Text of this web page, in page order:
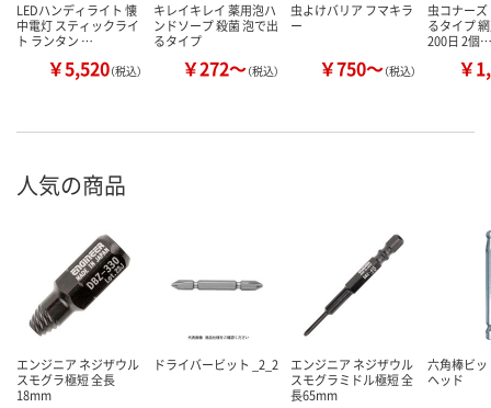
LEDハンディライト 懐
中電灯 スティックライ
ト ランタン …
￥5,520（税込）
キレイキレイ 薬用泡ハ
ンドソープ 殺菌 泡で出
るタイプ
￥272～（税込）
虫よけバリア フマキラ
ー
￥750～（税込）
虫コナー
るタイプ
200日 2個…
￥
人気の商品
エンジニア ネジザウル
スモグラ極短 全長
18mm
ドライバービット _2_2
エンジニア ネジザウル
スモグラミドル極短 全
長65mm
六角棒ビ
ヘッド